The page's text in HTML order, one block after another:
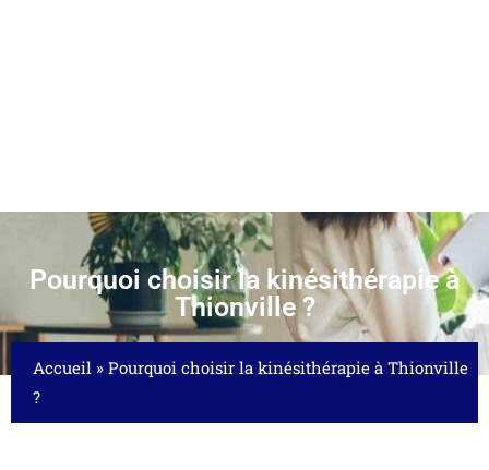
Pourquoi choisir la kinésithérapie à
Thionville ?
Accueil » Pourquoi choisir la kinésithérapie à Thionville
?